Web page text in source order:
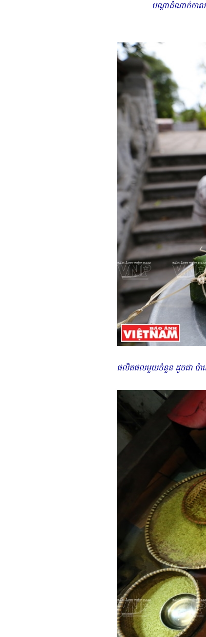
បណ្តាដំណាក់កាល
ផលិតផលមួយចំនួន ដូចជា ប៉ាតេ